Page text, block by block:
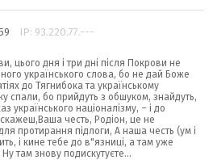
IP: 93.220.77.---
цього дня і три дні після Покрови не
українського слова, бо не дай Боже
до Тягнибока та українському
спали, бо прийдуть з обшуком, знайдуть,
українського націоналізму, – і до
честь, Родіон, це не
протирання підлоги, А наша честь (ум і
і кине тебе до в"язниці, а там уже
там знову подискутуєте...